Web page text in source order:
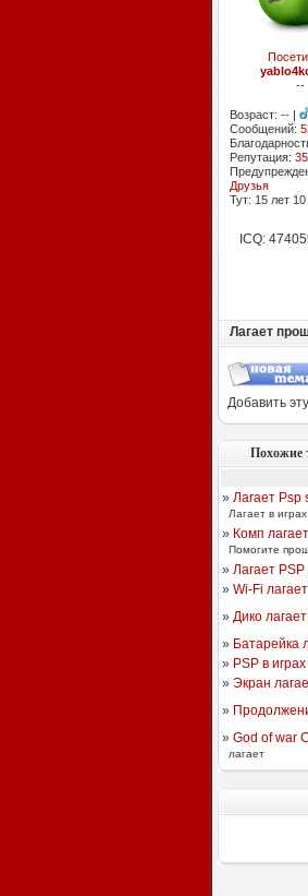
--
Возраст: -- |
Сообщений:
Репутация: 35
Друзья
Тут: 15 лет
ICQ:
Лагает
Добавить
Похожие
» Лагает Psp
Лагает в
» Комп
Помогите
» Лагает PSP
» Wi-Fi лагает
» Дико
» Батарейка
» PSP в
» Экран
»
» God of war
лагает